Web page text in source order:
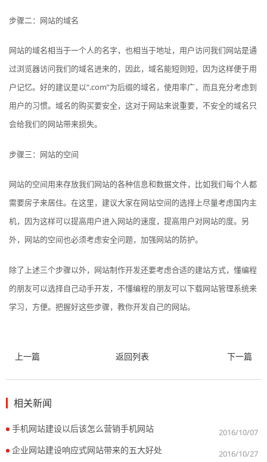
步骤二：网站的域名
网站的域名相当于一个人的名字，也相当于地址，用户访问我们网站是通
过浏览器访问我们的域名进来的，因此，域名能短则短，因为这样便于用
户记忆。好的建议是以“.com”为后缀的域名，使用率广，而且充分考虑到
用户的习惯。域名的购买要安全，这对于网站来说重要，不安全的域名只
会给我们的网站带来损失。
步骤三：网站的空间
网站的空间用来存放我们网站的各种信息和数据文件，比如我们每个人都
需要房子来居住。在这里，建议大家在网站空间的选择上尽量考虑国内主
机，因为这样可以提高用户进入网站的速度，提高用户对网站的度。另
外，网站的空间也必须考虑安全问题，加强网站的防护。
除了上述三个步骤以外，网站制作开发还要考虑合适的建站方式，懂编程
的朋友可以选择自己动手开发，不懂编程的朋友可以下载网站管理系统来
学习，方便。把握好这些步骤，教你开发自己的网站。
上一篇 返回列表 下一篇
相关新闻
2016/10/07
手机网站建设以后该怎么营销手机网站
2016/10/27
企业网站建设响应式网站带来的五大好处